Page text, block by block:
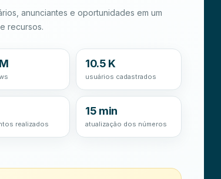
anunciantes e oportunidades em um
recursos.
10.5 K
usuários cadastrados
realizados
15 min
atualização dos números